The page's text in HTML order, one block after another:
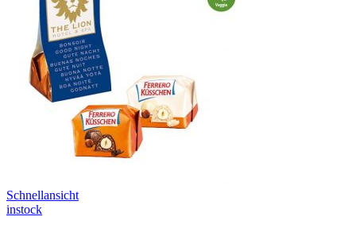
Schnellansicht
instock